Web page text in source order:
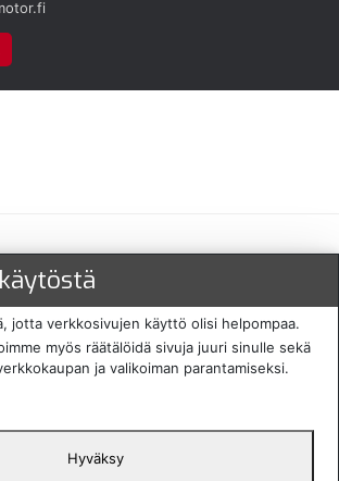
ja toimitustavat
jotta verkkosivujen käyttö olisi helpompaa.
myös räätälöidä sivuja juuri sinulle sekä
ja valikoiman parantamiseksi.
Hyväksy